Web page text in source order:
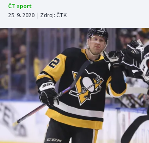
Atletika
DALŠÍ SPORTY
Americký fotbal
Baseball a softbal
Basketbal
NEPŘEHLÉDNĚTE
Soutěže
Historické návraty
ČT sport
25. 9. 2020 | Zdroj: ČTK